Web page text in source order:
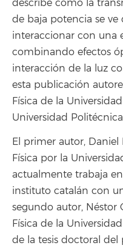
describe cómo la
de baja potencia se ve
interaccionar con una
combinando efectos
interacción de la luz
esta publicación
Física de la
Universidad
El primer autor, Daniel
Física por la
actualmente trabaja
instituto catalán con
segundo autor, Néstor
Física de la
de la tesis doctoral del